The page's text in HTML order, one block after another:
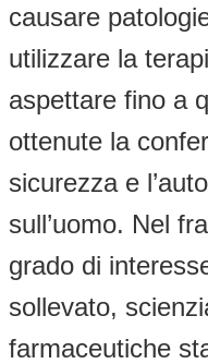
causare
utilizzare la
aspettare fino a
ottenute la
sicurezza e
sull’uomo. Nel
grado di
sollevato,
farmaceutiche